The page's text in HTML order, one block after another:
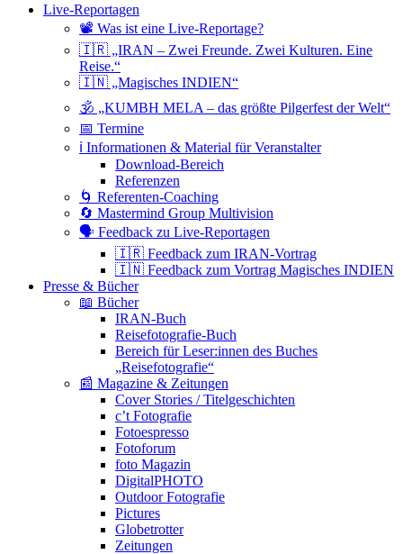
Live-Reportagen
📽 Was ist eine Live-Reportage?
🇮🇷 „IRAN – Zwei Freunde. Zwei Kulturen. Eine
Reise.“
🇮🇳 „Magisches INDIEN“
🕉 „KUMBH MELA – das größte Pilgerfest der Welt“
📅 Termine
ℹ️ Informationen & Material für Veranstalter
Download-Bereich
Referenzen
🌀 Referenten-Coaching
🔄 Mastermind Group Multivision
🗣 Feedback zu Live-Reportagen
🇮🇷 Feedback zum IRAN-Vortrag
🇮🇳 Feedback zum Vortrag Magisches INDIEN
Presse & Bücher
📖 Bücher
IRAN-Buch
Reisefotografie-Buch
Bereich für Leser:innen des Buches
„Reisefotografie“
📰 Magazine & Zeitungen
Cover Stories / Titelgeschichten
c’t Fotografie
Fotoespresso
Fotoforum
foto Magazin
DigitalPHOTO
Outdoor Fotografie
Pictures
Globetrotter
Zeitungen